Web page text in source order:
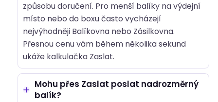
způsobu doručení. Pro menší balíky na výdejní
místo nebo do boxu často vycházejí
nejvýhodněji Balíkovna nebo Zásilkovna.
Přesnou cenu vám během několika sekund
ukáže kalkulačka Zaslat.
Mohu přes Zaslat poslat nadrozměrný
balík?